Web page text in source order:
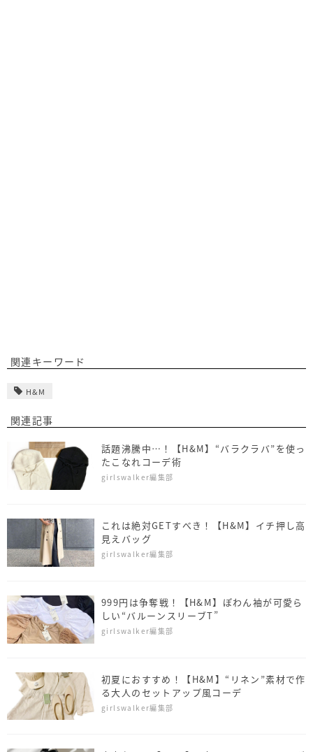
関連キーワード
H&M
関連記事
話題沸騰中…！【H&M】“バラクラバ”を使っ
たこなれコーデ術
girlswalker編集部
これは絶対GETすべき！【H&M】イチ押し高
見えバッグ
girlswalker編集部
999円は争奪戦！【H&M】ぽわん袖が可愛ら
しい“バルーンスリーブT”
girlswalker編集部
初夏におすすめ！【H&M】“リネン”素材で作
る大人のセットアップ風コーデ
girlswalker編集部